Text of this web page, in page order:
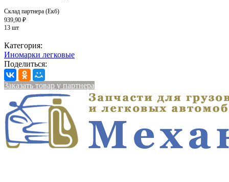
Склад партнера (Екб)
939,90 ₽
13 шт
Категория:
Иномарки легковые
Поделиться:
Заказать товар у партнера